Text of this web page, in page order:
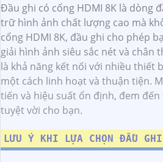
Đầu ghi có cổng HDMI 8K là dòng
trữ hình ảnh chất lượng cao mà
cổng HDMI 8K, đầu ghi cho phép
giải hình ảnh siêu sắc nét và chân
là khả năng kết nối với nhiều thiết
một cách linh hoạt và thuận tiện.
tiến và hiệu suất ổn định, đem
tuyệt vời cho bạn.
LƯU Ý KHI LỰA CHỌN ĐẦU